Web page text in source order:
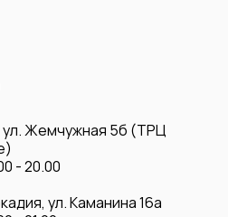
ул. Жемчужная 5б (ТРЦ
- 20.00
ул. Каманина 16а